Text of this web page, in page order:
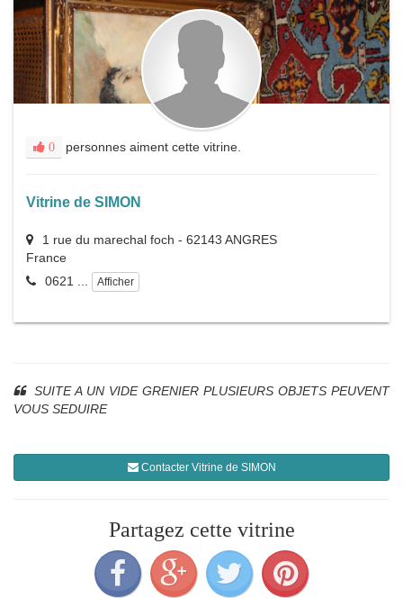
0 personnes aiment cette vitrine.
Vitrine de SIMON
1 rue du marechal foch - 62143 ANGRES
France
0621 ...
Afficher
SUITE A UN VIDE GRENIER PLUSIEURS OBJETS PEUVENT
VOUS SEDUIRE
Contacter Vitrine de SIMON
Partagez cette vitrine